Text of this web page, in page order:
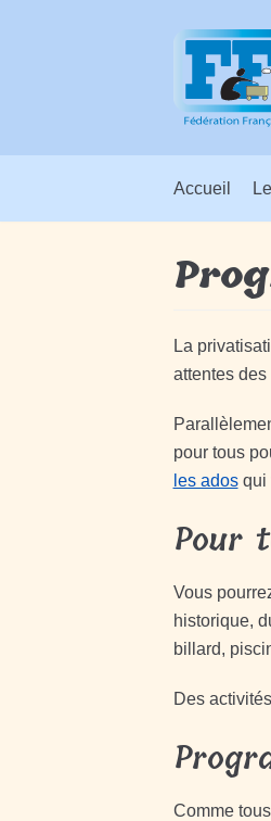
Accueil
La
attentes
pour tous
les adosqui
Pour
Vous
historique,
billard,
Des
Comme